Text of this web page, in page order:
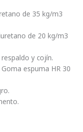
de 35 kg/m3
de 20 kg/m3
y cojín.
espuma HR 30